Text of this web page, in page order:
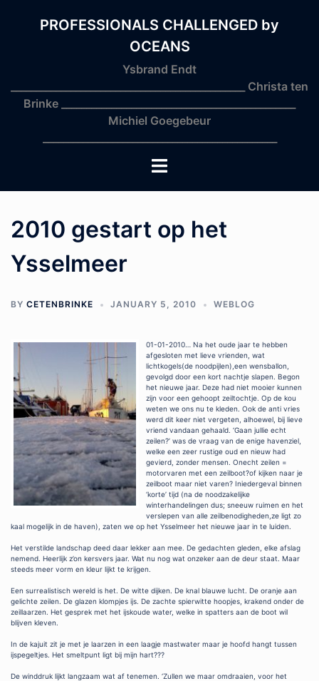
PROFESSIONALS CHALLENGED by
OCEANS
Ysbrand Endt
_______________________________________________ Christa ten
Brinke _______________________________________________
Michiel Goegebeur
Toggle
menu
2010 gestart op het
Ysselmeer
BY CETENBRINKE JANUARY 5, 2010 WEBLOG
01-01-2010… Na het oude jaar te hebben
afgesloten met lieve vrienden, wat
lichtkogels(de noodpijlen),een wensballon,
gevolgd door een kort nachtje slapen. Begon
het nieuwe jaar. Deze had niet mooier kunnen
zijn voor een gehoopt zeiltochtje. Op de kou
weten we ons nu te kleden. Ook de anti vries
werd dit keer niet vergeten, alhoewel, bij lieve
vriend vandaan gehaald. ‘Gaan jullie echt
zeilen?’ was de vraag van de enige havenziel,
welke een zeer rustige oud en nieuw had
gevierd, zonder mensen. Onecht zeilen =
motorvaren met een zeilboot?of kijken naar je
zeilboot maar niet varen? Iniedergeval binnen
‘korte’ tijd (na de noodzakelijke
winterhandelingen dus; sneeuw ruimen en het
verslepen van alle zeilbenodigheden,ze ligt zo
kaal mogelijk in de haven), zaten we op het Ysselmeer het nieuwe jaar in te luiden.
Het verstilde landschap deed daar lekker aan mee. De gedachten gleden, elke afslag
nemend. Heerlijk z’on kersvers jaar. Wat nu nog wat onzeker aan de deur staat. Maar
steeds meer vorm en kleur lijkt te krijgen.
Een surrealistisch wereld is het. De witte dijken. De knal blauwe lucht. De oranje aan
gelichte zeilen. De glazen klompjes ijs. De zachte spierwitte hoopjes, krakend onder de
zeillaarzen. Het gesprek met het ijskoude water, welke in spatters aan de boot wil
blijven kleven.
In de kajuit zit je met je laarzen in een laagje mastwater maar je hoofd hangt tussen
ijspegeltjes. Het smeltpunt ligt bij mijn hart???
De winddruk lijkt langzaam wat af tenemen. ‘Zullen we maar omdraaien, voor het